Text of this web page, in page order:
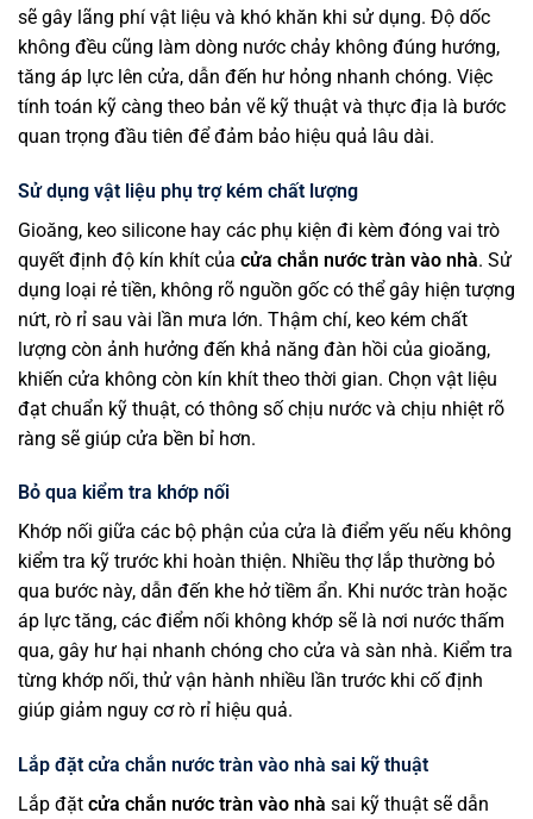
sẽ gây lãng phí vật liệu và khó khăn khi sử dụng. Độ dốc
không đều cũng làm dòng nước chảy không đúng hướng,
tăng áp lực lên cửa, dẫn đến hư hỏng nhanh chóng. Việc
tính toán kỹ càng theo bản vẽ kỹ thuật và thực địa là bước
quan trọng đầu tiên để đảm bảo hiệu quả lâu dài.
Sử dụng vật liệu phụ trợ kém chất lượng
Gioăng, keo silicone hay các phụ kiện đi kèm đóng vai trò
quyết định độ kín khít của cửa chắn nước tràn vào nhà. Sử
dụng loại rẻ tiền, không rõ nguồn gốc có thể gây hiện tượng
nứt, rò rỉ sau vài lần mưa lớn. Thậm chí, keo kém chất
lượng còn ảnh hưởng đến khả năng đàn hồi của gioăng,
khiến cửa không còn kín khít theo thời gian. Chọn vật liệu
đạt chuẩn kỹ thuật, có thông số chịu nước và chịu nhiệt rõ
ràng sẽ giúp cửa bền bỉ hơn.
Bỏ qua kiểm tra khớp nối
Khớp nối giữa các bộ phận của cửa là điểm yếu nếu không
kiểm tra kỹ trước khi hoàn thiện. Nhiều thợ lắp thường bỏ
qua bước này, dẫn đến khe hở tiềm ẩn. Khi nước tràn hoặc
áp lực tăng, các điểm nối không khớp sẽ là nơi nước thấm
qua, gây hư hại nhanh chóng cho cửa và sàn nhà. Kiểm tra
từng khớp nối, thử vận hành nhiều lần trước khi cố định
giúp giảm nguy cơ rò rỉ hiệu quả.
Lắp đặt cửa chắn nước tràn vào nhà sai kỹ thuật
Lắp đặt cửa chắn nước tràn vào nhà sai kỹ thuật sẽ dẫn